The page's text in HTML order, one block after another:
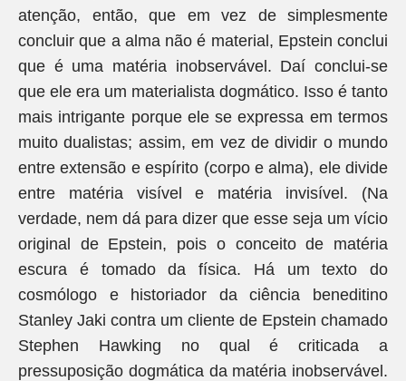
atenção, então, que em vez de simplesmente
concluir que a alma não é material, Epstein conclui
que é uma matéria inobservável. Daí conclui-se
que ele era um materialista dogmático. Isso é tanto
mais intrigante porque ele se expressa em termos
muito dualistas; assim, em vez de dividir o mundo
entre extensão e espírito (corpo e alma), ele divide
entre matéria visível e matéria invisível. (Na
verdade, nem dá para dizer que esse seja um vício
original de Epstein, pois o conceito de matéria
escura é tomado da física. Há um texto do
cosmólogo e historiador da ciência beneditino
Stanley Jaki contra um cliente de Epstein chamado
Stephen Hawking no qual é criticada a
pressuposição dogmática da matéria inobservável.